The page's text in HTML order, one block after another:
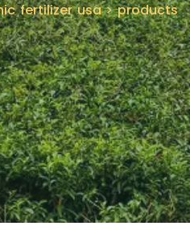
fertilizer usa>products